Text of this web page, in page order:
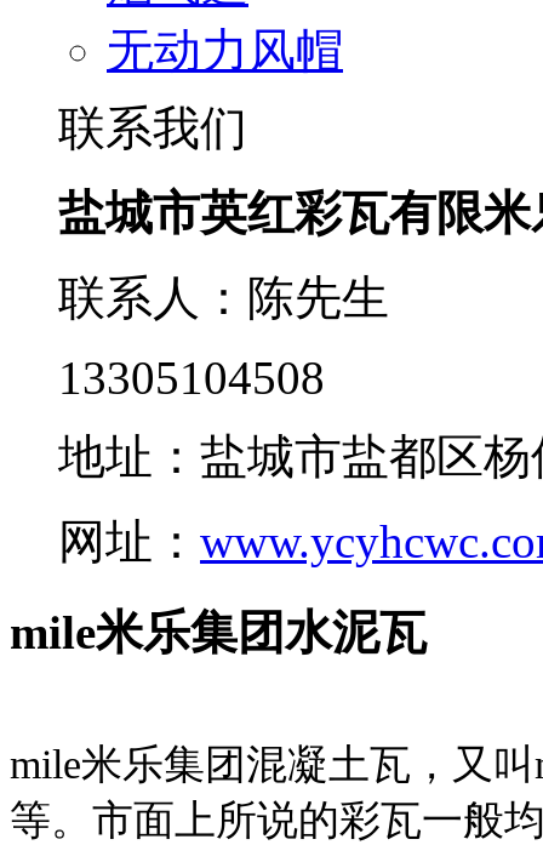
无动力风帽
联系我们
盐城市英红彩瓦有限
联系人：陈先生
13305104508
地址：盐城市盐都区
网址：
mile米乐集团水泥瓦
mile米乐集团混凝土瓦，又
等。市面上所说的彩瓦一般